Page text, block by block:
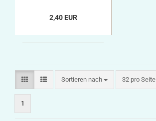
2,40 EUR
Sortieren nach
Sortieren nach 32 pro Seite
pro Seite
1